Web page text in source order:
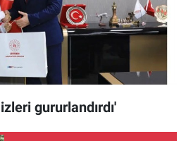
gururlandırdı'